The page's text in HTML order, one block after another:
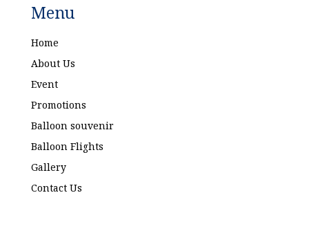
Menu
Home
About Us
Event
Promotions
Balloon souvenir
Balloon Flights
Gallery
Contact Us